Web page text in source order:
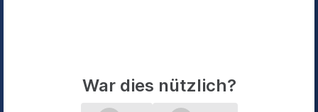
War dies nützlich?